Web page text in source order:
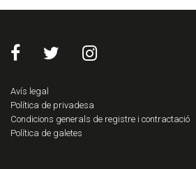
Avís legal
Política de privadesa
Condicions generals de registre i contractació
Política de galetes